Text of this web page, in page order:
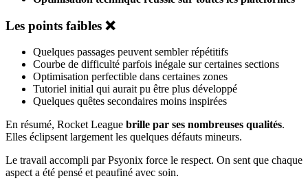
Les points faibles ❌
Quelques passages peuvent sembler répétitifs
Courbe de difficulté parfois inégale sur certaines sections
Optimisation perfectible dans certaines zones
Tutoriel initial qui aurait pu être plus développé
Quelques quêtes secondaires moins inspirées
En résumé, Rocket League brille par ses nombreuses qualités.
Elles éclipsent largement les quelques défauts mineurs.
Le travail accompli par Psyonix force le respect. On sent que chaque
aspect a été pensé et peaufiné avec soin.